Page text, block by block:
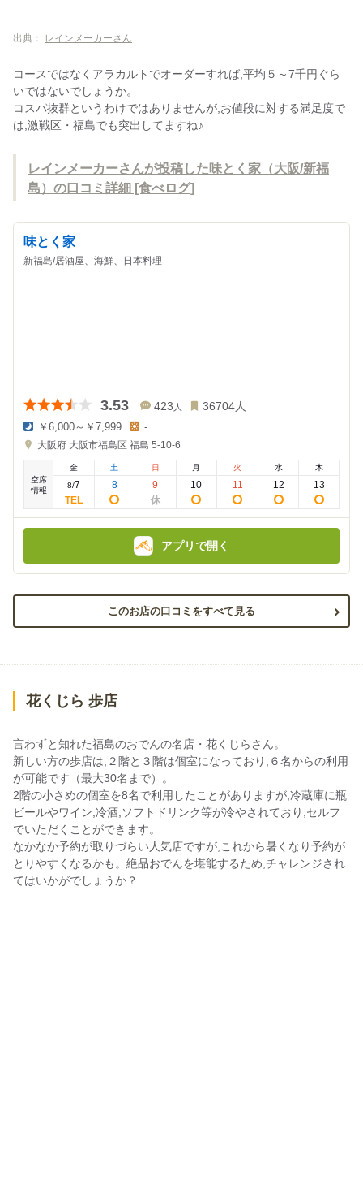
出典： レインメーカーさん
コースではなくアラカルトでオーダーすれば,平均５～7千円ぐら
いではないでしょうか。
コスパ抜群というわけではありませんが,お値段に対する満足度で
は,激戦区・福島でも突出してますね♪
レインメーカーさんが投稿した味とく家（大阪/新福
島）の口コミ詳細 [食べログ]
味とく家
新福島/居酒屋、海鮮、日本料理
3.53 423 人 36704人
夜
の
額
￥6,000～￥7,999
昼
の
-
大阪府 大阪市福島区 福島 5-10-6
空席
情報
金
8/7
土
8
日
9
月
10
火
11
水
12
木
13
アプリで開く
このお店の口コミをすべて見る
花くじら 歩店
言わずと知れた福島のおでんの名店・花くじらさん。
新しい方の歩店は,２階と３階は個室になっており,６名からの利用
が可能です（最大30名まで）。
2階の小さめの個室を8名で利用したことがありますが,冷蔵庫に瓶
ビールやワイン,冷酒,ソフトドリンク等が冷やされており,セルフ
でいただくことができます。
なかなか予約が取りづらい人気店ですが,これから暑くなり予約が
とりやすくなるかも。絶品おでんを堪能するため,チャレンジされ
てはいかがでしょうか？